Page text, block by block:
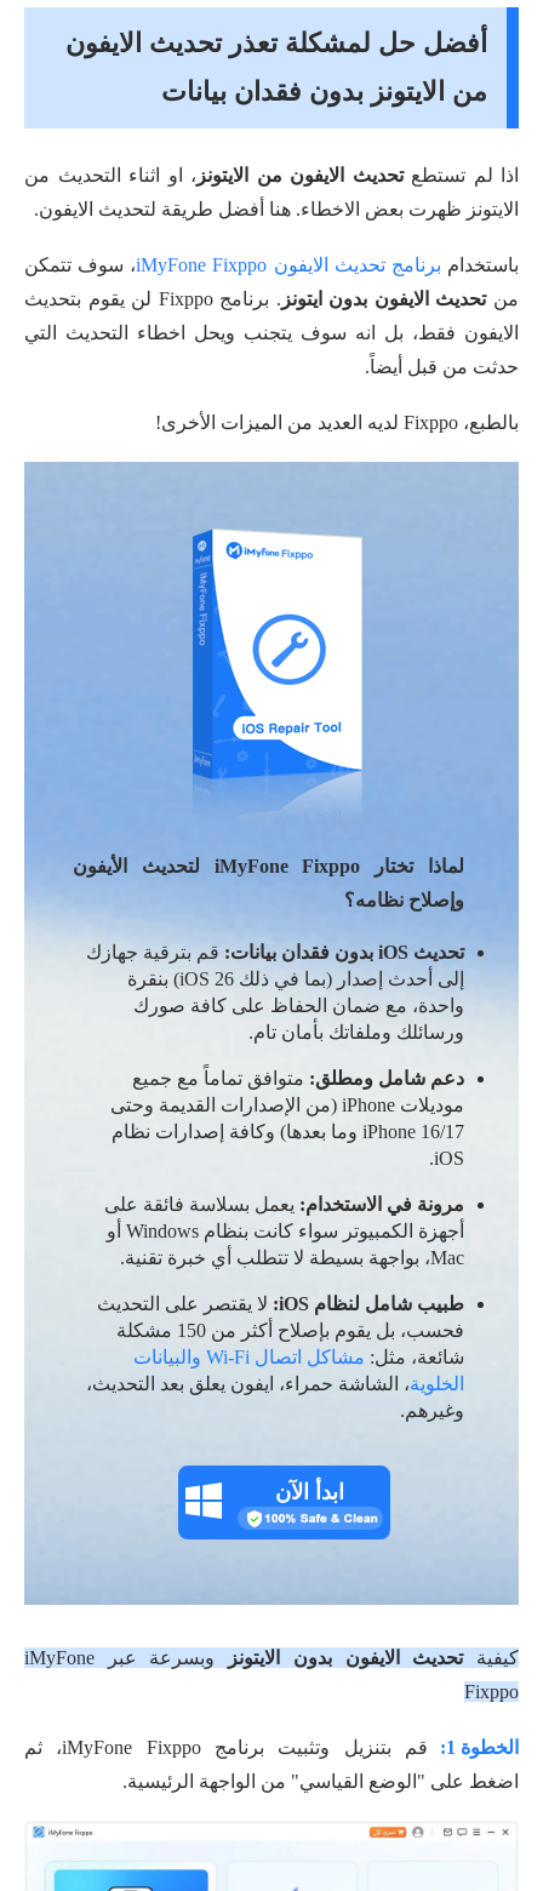
أفضل حل لمشكلة تعذر تحديث الايفون
من الايتونز بدون فقدان بيانات
اذا لم تستطعتحديث الايفون من الايتونز ، او اثناء التحديث من
الايتونز ظهرت بعض الاخطاء. هنا أفضل طريقة لتحديث الايفون.
باستخدام برنامج تحديث الايفون iMyFone Fixppo
، سوف تتمكن
منتحديث الايفون بدون ايتونز
. برنامج Fixppo لن يقوم بتحديث
الايفون فقط، بل انه سوف يتجنب ويحل اخطاء التحديث التي
حدثت من قبل أيضاً.
بالطبع، Fixppo لديه العديد من الميزات الأخرى!
لماذا تختار iMyFone Fixppo لتحديث الأيفون
وإصلاح نظامه؟
تحديث iOS بدون فقدان بيانات:
قم بترقية جهازك
إلى أحدث إصدار (بما في ذلك iOS 26) بنقرة
واحدة، مع ضمان الحفاظ على كافة صورك
ورسائلك وملفاتك بأمان تام.
دعم شامل ومطلق: متوافق تماماً مع جميع
موديلات iPhone (من الإصدارات القديمة وحتى
iPhone 16/17 وما بعدها) وكافة إصدارات نظام
iOS.
مرونة في الاستخدام: يعمل بسلاسة فائقة على
أجهزة الكمبيوتر سواء كانت بنظام Windows أو
Mac، بواجهة بسيطة لا تتطلب أي خبرة تقنية.
طبيب شامل لنظام iOS:
لا يقتصر على التحديث
فحسب، بل يقوم بإصلاح أكثر من 150 مشكلة
شائعة، مثل:
مشاكل اتصال Wi-Fi والبيانات
الخلوية، الشاشة حمراء، ايفون يعلق بعد التحديث،
وغيرهم.
ابدأ الآن
كيفيةتحديث الايفون بدون الايتونز
وبسرعة عبر iMyFone
Fixppo
الخطوة 1:
قم بتنزيل وتثبيت برنامج iMyFone Fixppo، ثم
اضغط على "الوضع القياسي" من الواجهة الرئيسية.